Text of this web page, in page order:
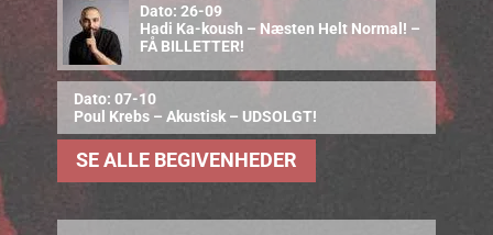
Dato: 26-09
Hadi Ka-koush – Næsten Helt Normal! –
FÅ BILLETTER!
Dato: 07-10
Poul Krebs – Akustisk – UDSOLGT!
SE ALLE BEGIVENHEDER